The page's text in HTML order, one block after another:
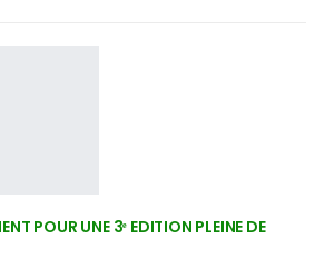
POUR UNE 3ᵉ EDITION PLEINE DE